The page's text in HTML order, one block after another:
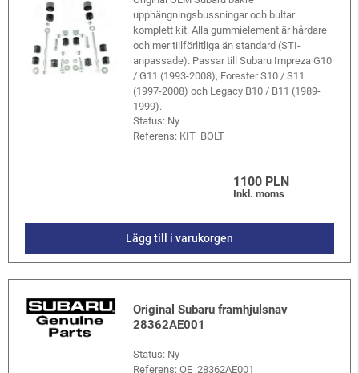
upphängningsbussningar och bultar
komplett kit. Alla gummielement är hårdare
och mer tillförlitliga än standard (STI-
anpassade). Passar till Subaru Impreza G10
/ G11 (1993-2008), Forester S10 / S11
(1997-2008) och Legacy B10 / B11 (1989-
1999).
Status: Ny
Referens: KIT_BOLT
1100 PLN
Inkl. moms
Lägg till i varukorgen
Original Subaru framhjulsnav
28362AE001
Status: Ny
Referens:OE_28362AE001